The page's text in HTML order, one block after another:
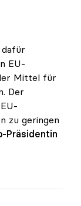
dafür
EU-
Mittel für
Der
zu geringen
Präsidentin
Anwalt der